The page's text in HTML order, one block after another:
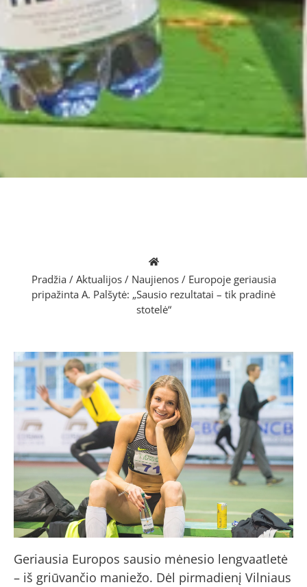
Pradžia / Aktualijos/ Naujienos/ Europoje geriausia
pripažinta A. Palšytė: „Sausio rezultatai – tik pradinė
stotelė“
Geriausia Europos sausio mėnesio lengvaatletė
– iš griūvančio maniežo. Dėl pirmadienį Vilniaus